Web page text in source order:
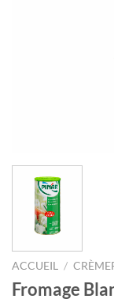
ACCUEIL /
Fromage